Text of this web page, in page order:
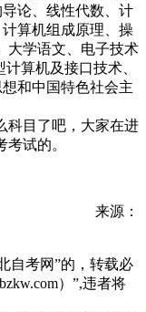
论、线性代数、计
算机组成原理、操
大学语文、电子技术
算机及接口技术、
和中国特色社会主
科目了吧，大家在进
试的。
来源：
自考网”的，转载必
）”,违者将